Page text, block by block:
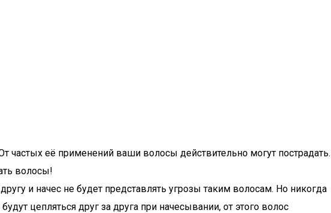
частых её применений ваши волосы действительно могут пострадать.
волосы!
и начес не будет представлять угрозы таким волосам. Но никогда
цепляться друг за друга при начесывании, от этого волос